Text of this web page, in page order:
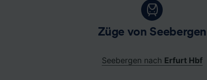
Züge von Seebergen
Seebergen nach Erfurt Hbf